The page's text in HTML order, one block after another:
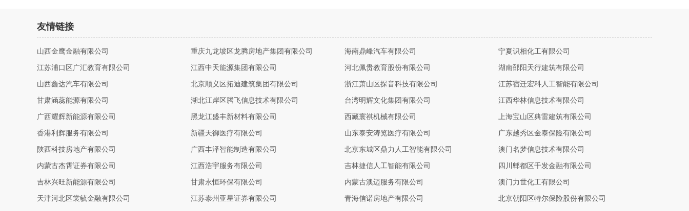
友情链接
山西金鹰金融有限公司 重庆九龙坡区龙腾房地产集团有限公司 海南鼎峰汽车有限公司 宁夏识相化工有限公司
江苏浦口区广汇教育有限公司 江西中天能源集团有限公司 河北佩贵教育股份有限公司 湖南邵阳天行建筑有限公司
山西鑫达汽车有限公司 北京顺义区拓迪建筑集团有限公司 浙江萧山区探音科技有限公司 江苏宿迁宏科人工智能有限公司
甘肃涵蕊能源有限公司 湖北江岸区腾飞信息技术有限公司 台湾明辉文化集团有限公司 江西华林信息技术有限公司
广西耀辉新能源有限公司 黑龙江盛丰新材料有限公司 西藏寰祺机械有限公司 上海宝山区典雷建筑有限公司
香港利辉服务有限公司 新疆天御医疗有限公司 山东泰安涛览医疗有限公司 广东越秀区金泰保险有限公司
陕西科技房地产有限公司 广西丰泽智能制造有限公司 北京东城区鼎力人工智能有限公司 澳门名梦信息技术有限公司
内蒙古杰霄证券有限公司 江西浩宇服务有限公司 吉林捷信人工智能有限公司 四川郫都区千发金融有限公司
吉林兴旺新能源有限公司 甘肃永恒环保有限公司 内蒙古澳迈服务有限公司 澳门力世化工有限公司
天津河北区裳毓金融有限公司 江苏泰州亚星证券有限公司 青海信诺房地产有限公司 北京朝阳区特尔保险股份有限公司